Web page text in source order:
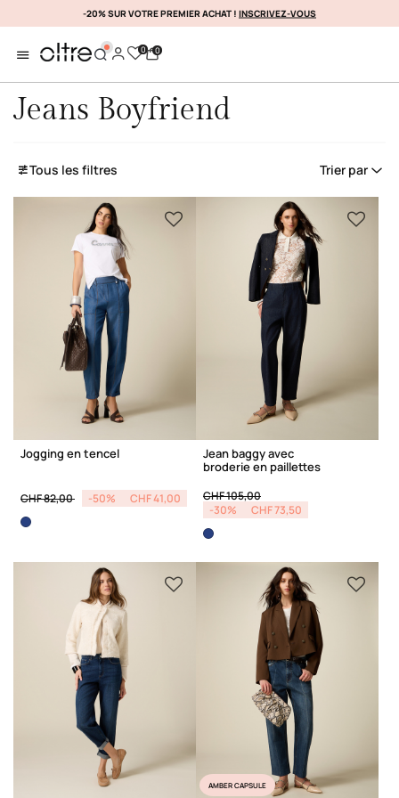
DÉCOUVREZ ENCORE PLUS
-20% SUR VOTRE PREMIER ACHAT ! INSCRIVEZ-VOUS
0 0
Jeans Boyfriend
Tous les filtres Trier par
Jogging en tencel
Price reduced from
CHF 82,00 to -50% CHF 41,00
Jean baggy avec
broderie en paillettes
Price reduced from
CHF 105,00to
-30%
CHF 73,50
AMBER CAPSULE